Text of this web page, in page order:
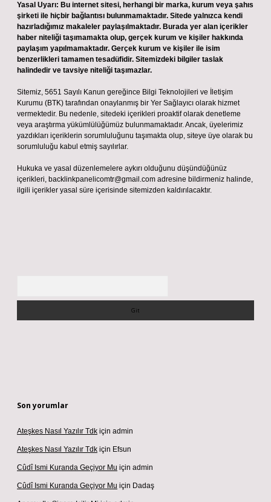
Yasal Uyarı: Bu internet sitesi, herhangi bir marka, kurum veya şahıs
şirketi ile hiçbir bağlantısı bulunmamaktadır. Sitede yalnızca kendi
hazırladığımız makaleler paylaşılmaktadır. Burada yer alan içerikler
haber niteliği taşımamakta olup, gerçek kurum ve kişiler hakkında
paylaşım yapılmamaktadır. Gerçek kurum ve kişiler ile isim
benzerlikleri tamamen tesadüfidir. Sitemizdeki bilgiler taslak
halindedir ve tavsiye niteliği taşımazlar.
Sitemiz, 5651 Sayılı Kanun gereğince Bilgi Teknolojileri ve İletişim
Kurumu (BTK) tarafından onaylanmış bir Yer Sağlayıcı olarak hizmet
vermektedir. Bu nedenle, sitedeki içerikleri proaktif olarak denetleme
veya araştırma yükümlülüğümüz bulunmamaktadır. Ancak, üyelerimiz
yazdıkları içeriklerin sorumluluğunu taşımakta olup, siteye üye olarak bu
sorumluluğu kabul etmiş sayılırlar.
Hukuka ve yasal düzenlemelere aykırı olduğunu düşündüğünüz
içerikleri, backlinkpanelicomtr@gmail.com adresine bildirmeniz halinde,
ilgili içerikler yasal süre içerisinde sitemizden kaldırılacaktır.
Son yorumlar
Ateşkes Nasıl Yazılır Tdk için admin
Ateşkes Nasıl Yazılır Tdk için Efsun
Cûdî Ismi Kuranda Geçiyor Mu için admin
Cûdî Ismi Kuranda Geçiyor Mu için Dadaş